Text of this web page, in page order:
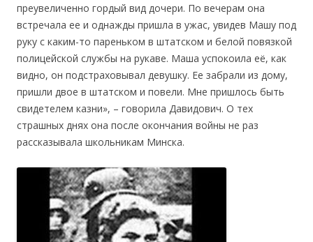
преувеличенно гордый вид дочери. По вечерам она
встречала ее и однажды пришла в ужас, увидев Машу под
руку с каким-то пареньком в штатском и белой повязкой
полицейской службы на рукаве. Маша успокоила её, как
видно, он подстраховывал девушку. Ее забрали из дому,
пришли двое в штатском и повели. Мне пришлось быть
свидетелем казни», – говорила Давидович. О тех
страшных днях она после окончания войны не раз
рассказывала школьникам Минска.